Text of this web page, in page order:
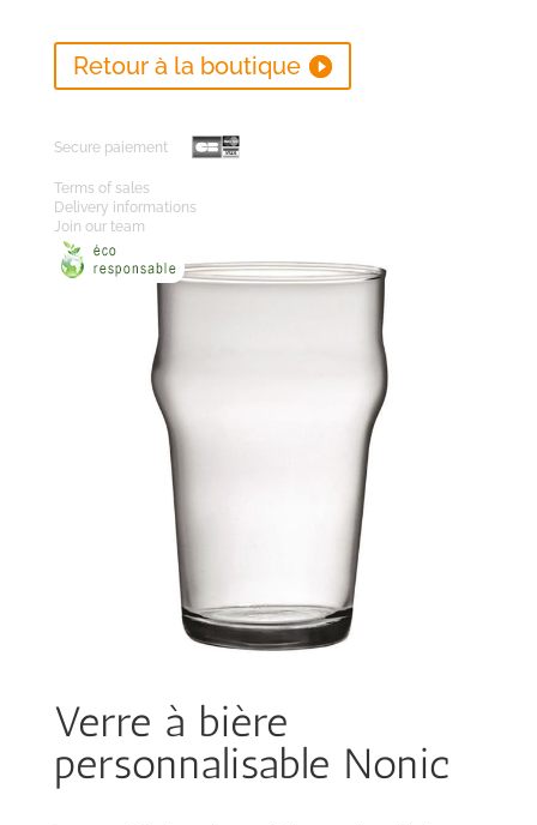
Retour à la boutique
Secure paiement
Terms of sales
Delivery informations
Join our team
Verre à bière
personnalisable Nonic